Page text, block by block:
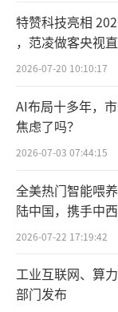
特赞科技亮相
，范凌做客央视
关系
2026-07-20 10:10:17
AI布局十多年，
焦虑了吗？
2026-07-03 07:44:15
全美热门智能喂
陆中国，携手中
2026-07-22 17:19:42
工业互联网、算
部门发布